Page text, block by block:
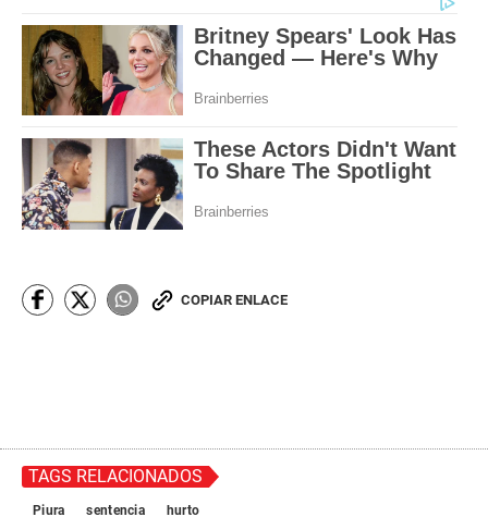
COPIAR ENLACE
TAGS RELACIONADOS
Piura sentencia hurto